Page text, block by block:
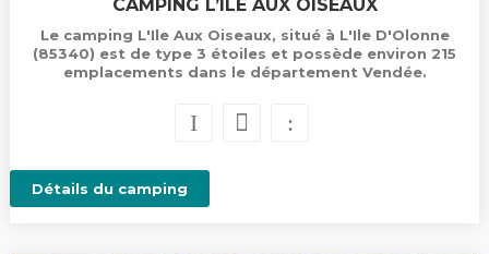
CAMPING L’ILE AUX OISEAUX
Le camping L'Ile Aux Oiseaux, situé à L'Ile D'Olonne
(85340) est de type 3 étoiles et possède environ 215
emplacements dans le département Vendée.
Détails du camping